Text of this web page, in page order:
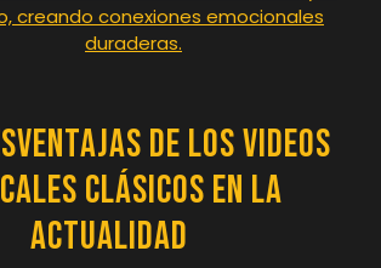
creando conexiones emocionales
duraderas.
de los Videos
Clásicos en la
Actualidad